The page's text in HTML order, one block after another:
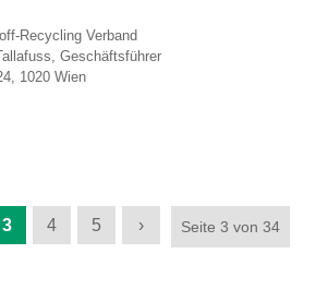
Recycling Verband
Geschäftsführer
1020 Wien
Seite 3 von 34
3 4 5 ›